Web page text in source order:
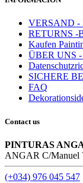
VERSAND -
RETURNS -
Kaufen
ÜBER UNS -
SICHERE
FAQ
Contact us
PINTURAS
ANGAR C/Manuel
(+034) 976 045 547